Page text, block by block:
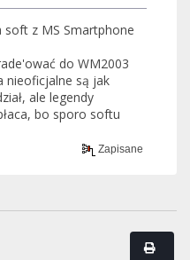
soft z MS Smartphone
do WM2003
nieoficjalne są jak
ale legendy
bo sporo softu
Zapisane